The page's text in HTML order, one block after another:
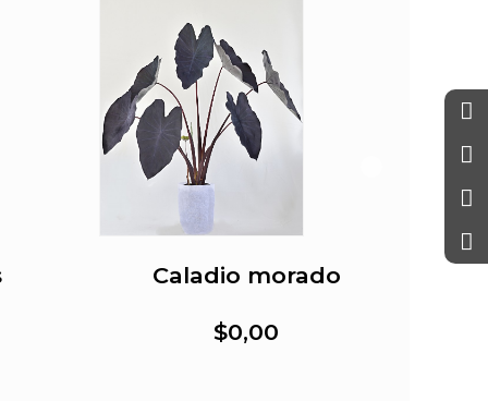
Caladio morado
$0,00